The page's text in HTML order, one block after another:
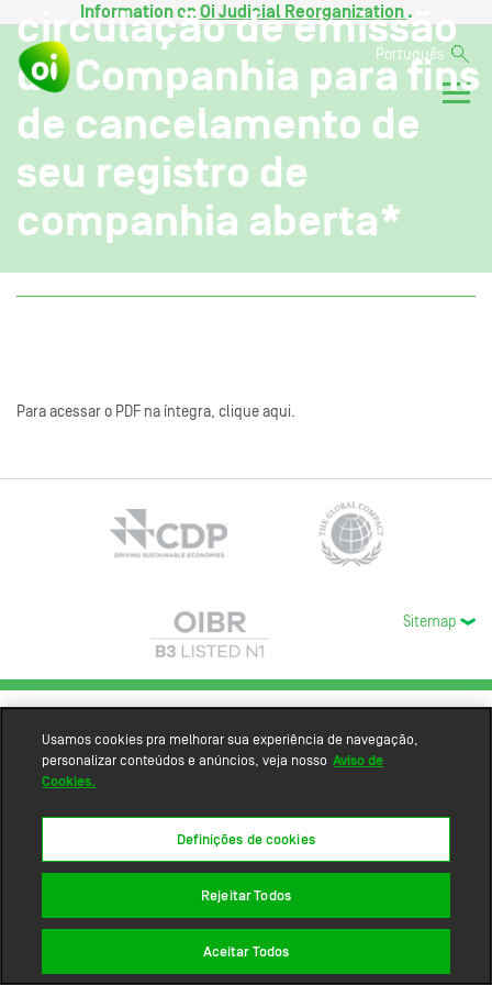
Information onOi Judicial Reorganization .
Português
circulação de emissão
da Companhia para fins
de cancelamento de
seu registro de
companhia aberta*
Para acessar o PDF na íntegra, clique aqui.
Sitemap
Usamos cookies pra melhorar sua experiência de navegação,
personalizar conteúdos e anúncios, veja nosso Aviso de
Cookies.
Definições de cookies
Rejeitar Todos
Aceitar Todos